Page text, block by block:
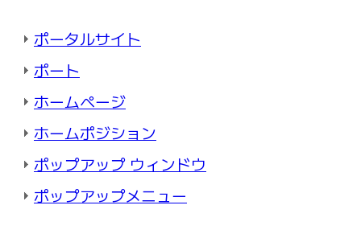
ポータルサイト
ポート
ホームページ
ホームポジション
ポップアップ ウィンドウ
ポップアップメニュー